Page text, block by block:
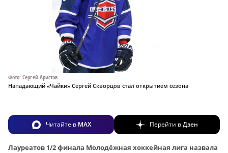
Фото: Сергей Аристов
Нападающий «Чайки» Сергей Скворцов стал открытием сезона
Читайте в MAX Перейти вДзен
Лауреатов 1/2 финала Молодёжная хоккейная лига назвала